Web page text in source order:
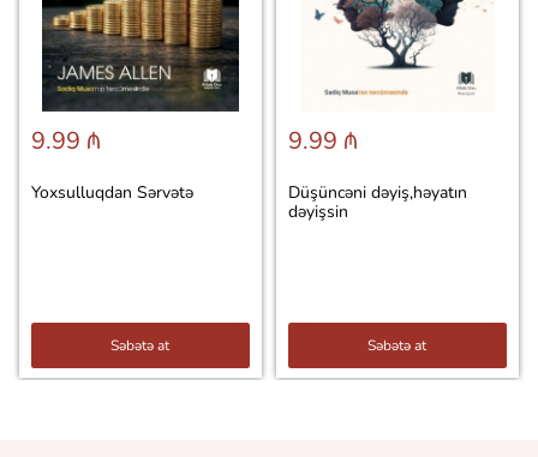
9.99 ₼
Yoxsulluqdan Sərvətə
Səbətə at
9.99 ₼
Düşüncəni dəyiş,həyatın
dəyişsin
Səbətə at